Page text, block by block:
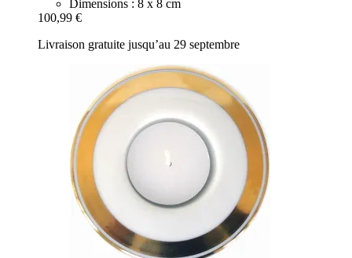
Dimensions : 8 x 8 cm
100,99 €
Livraison gratuite jusqu’au 29 septembre